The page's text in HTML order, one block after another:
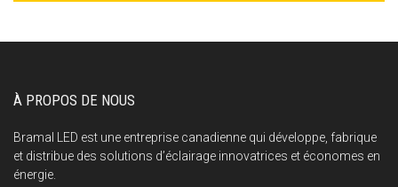
À PROPOS DE NOUS
Bramal LED est une entreprise canadienne qui développe, fabrique
et distribue des solutions d’éclairage innovatrices et économes en
énergie.